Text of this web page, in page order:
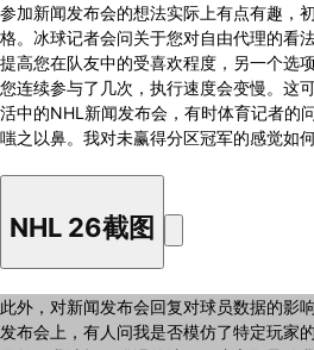
参加新闻发布会的想法实际上有点有趣，
格。冰球记者会问关于您对自由代理的看
提高您在队友中的受喜欢程度，另一个选
您连续参与了几次，执行速度会变慢。这
活中的NHL新闻发布会，有时体育记者的
嗤之以鼻。我对未赢得分区冠军的感觉如
NHL 26截图
此外，对新闻发布会回复对球员数据的影
发布会上，有人问我是否模仿了特定玩家